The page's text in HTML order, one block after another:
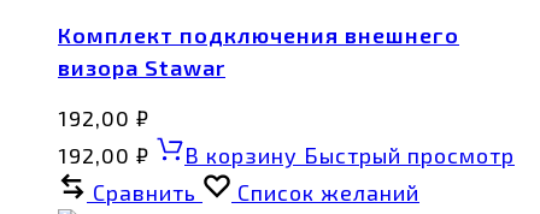
Комплект подключения внешнего
визора Stawar
192,00 ₽
192,00 ₽ В корзину Быстрый просмотр
Сравнить
Список желаний